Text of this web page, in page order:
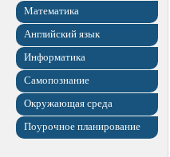
Математика
Английский язык
Информатика
Самопознание
Окружающая среда
Поурочное планирование